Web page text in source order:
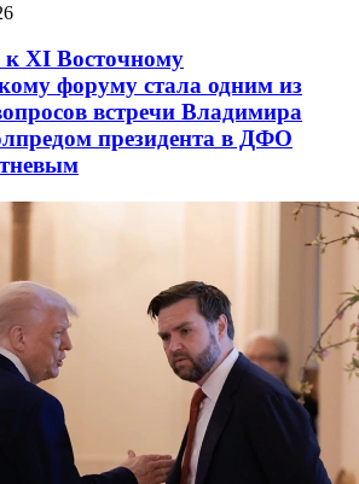
к XI Восточному
форуму стала одним из
встречи Владимира
президента в ДФО